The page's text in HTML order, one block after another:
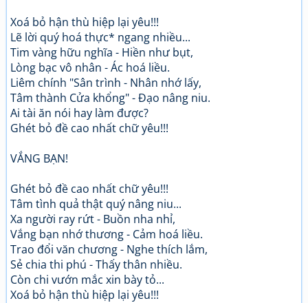
Xoá bỏ hận thù hiệp lại yêu!!!
Lẽ lời quý hoá thực* ngang nhiều...
Tim vàng hữu nghĩa - Hiền như bụt,
Lòng bạc vô nhân - Ác hoá liều.
Liêm chính "Sân trình - Nhân nhớ lấy,
Tâm thành Cửa khổng" - Đạo nâng niu.
Ai tài ăn nói hay làm được?
Ghét bỏ đề cao nhất chữ yêu!!!
VẮNG BẠN!
Ghét bỏ đề cao nhất chữ yêu!!!
Tâm tình quả thật quý nâng niu...
Xa người ray rứt - Buồn nha nhỉ,
Vắng bạn nhớ thương - Cảm hoá liều.
Trao đổi văn chương - Nghe thích lắm,
Sẻ chia thi phú - Thấy thân nhiều.
Còn chi vướn mắc xin bày tỏ...
Xoá bỏ hận thù hiệp lại yêu!!!